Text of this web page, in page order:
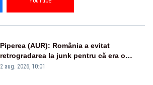
Piperea (AUR): România a evitat
retrogradarea la junk pentru că era o
catastrofă pentru bănci și fondurile de
2 aug. 2026, 10:01